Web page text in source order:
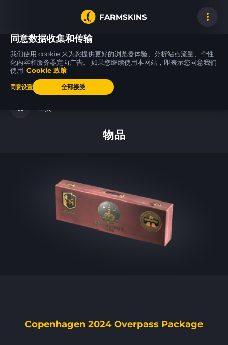
FARMSKINS
G3SG1
主页
物品
Copenhagen 2024 Overpass Package
同意数据收集和传输
我们使用 cookie 来为您提供更好的浏览器体验、分析站点流量、个性
化内容和服务器定向广告。 如果您继续使用本网站，即表示您同意我们
使用 Cookie 政策
同意设置 全部接受